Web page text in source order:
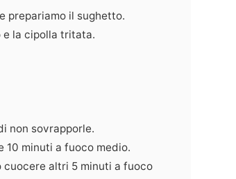
prepariamo il sughetto.
e la cipolla tritata.
non sovrapporle.
10 minuti a fuoco medio.
cuocere altri 5 minuti a fuoco